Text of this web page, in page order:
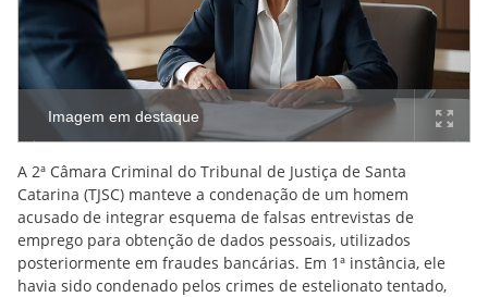
Imagem em destaque
A 2ª Câmara Criminal do Tribunal de Justiça de Santa
Catarina (TJSC) manteve a condenação de um homem
acusado de integrar esquema de falsas entrevistas de
emprego para obtenção de dados pessoais, utilizados
posteriormente em fraudes bancárias. Em 1ª instância, ele
havia sido condenado pelos crimes de estelionato tentado,